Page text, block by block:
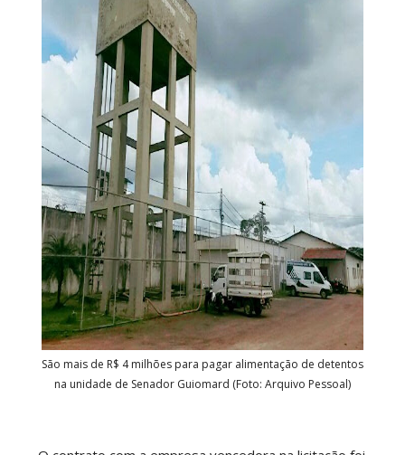
São mais de R$ 4 milhões para pagar alimentação de detentos
na unidade de Senador Guiomard (Foto: Arquivo Pessoal)